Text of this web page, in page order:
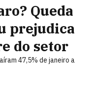
Queda
prejudica
do setor
47,5% de janeiro a